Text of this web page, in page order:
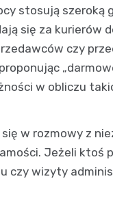
stosują szeroką
się za
czy
w obliczu
w rozmowy z
Jeżeli ktoś
czy wizyty